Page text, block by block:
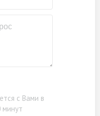
от 18000
с Вами в